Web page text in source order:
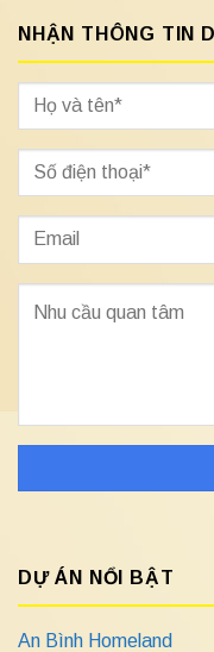
NHẬN THÔNG TIN
DỰ ÁN NỔI BẬT
An Bình Homeland